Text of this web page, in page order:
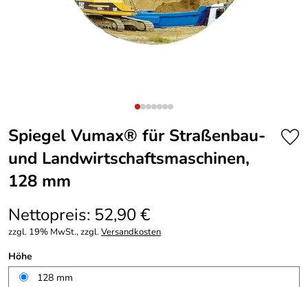
Spiegel Vumax® für Straßenbau-
und Landwirtschaftsmaschinen,
128 mm
Nettopreis: 52,90 €
zzgl. 19% MwSt., zzgl.Versandkosten
Höhe
128 mm